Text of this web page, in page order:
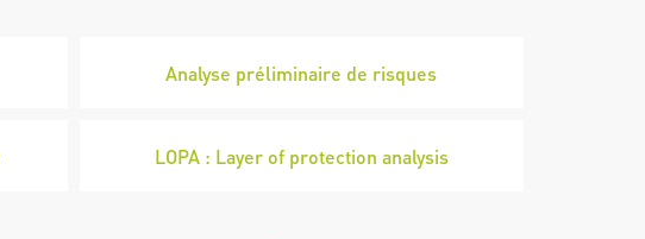
Analyse préliminaire de risques
LOPA : Layer of protection analysis